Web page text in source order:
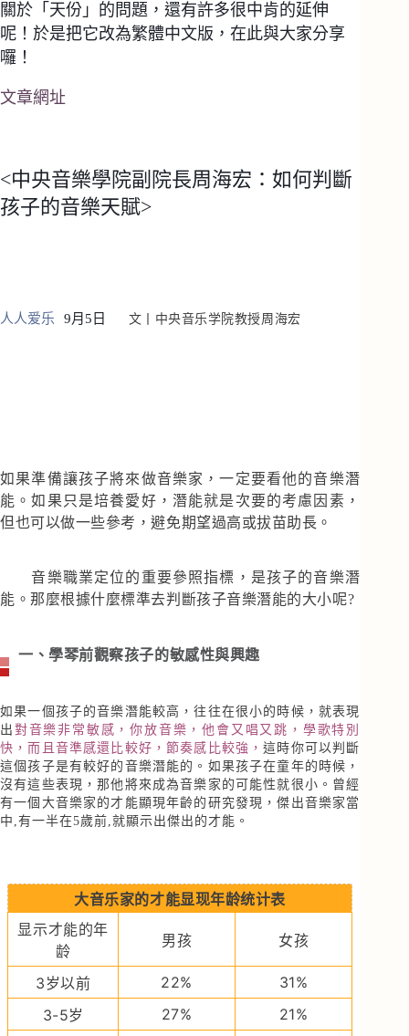
關於「天份」的問題，還有許多很中肯的延伸
呢！於是把它改為繁體中文版，在此與大家分享
囉！
文章網址
<中央音樂學院副院長周海宏：如何判斷
孩子的音樂天賦>
人人爱乐 9月5日 文丨 中央音乐学院教授周海宏
如果準備讓孩子將來做音樂家，一定要看他的音樂潛
能。如果只是培養愛好，潛能就是次要的考慮因素，
但也可以做一些參考，避免期望過高或拔苗助長。
音樂職業定位的重要參照指標，是孩子的音樂潛
能。那麼根據什麼標準去判斷孩子音樂潛能的大小呢?
一、學琴前觀察孩子的敏感性與興趣
如果一個孩子的音樂潛能較高，往往在很小的時候，就表現
出 對音樂非常敏感，你放音樂，他會又唱又跳，學歌特別
快，而且音準感還比較好，節奏感比較強，這時你可以判斷
這個孩子是有較好的音樂潛能的。如果孩子在童年的時候，
沒有這些表現，那他將來成為音樂家的可能性就很小。曾經
有一個大音樂家的才能顯現年齡的研究發現，傑出音樂家當
中,有一半在5歲前,就顯示出傑出的才能。
大音乐家的才能显现年龄统计表
显示才能的年
龄
男孩 女孩
3岁以前 22%
31%
3-5岁
27%
21%